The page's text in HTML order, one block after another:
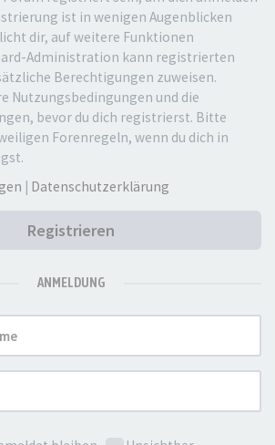
ist in wenigen Augenblicken
dir, auf weitere Funktionen
Administration kann registrierten
Berechtigungen zuweisen.
Nutzungsbedingungen und die
bevor du dich registrierst. Bitte
Forenregeln, wenn du dich in
| Datenschutzerklärung
Registrieren
ANMELDUNG